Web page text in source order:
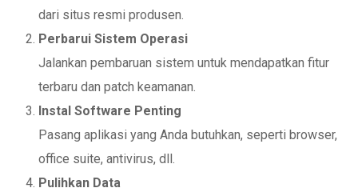
dari situs resmi produsen.
Perbarui Sistem Operasi
Jalankan pembaruan sistem untuk mendapatkan fitur
terbaru dan patch keamanan.
Instal Software Penting
Pasang aplikasi yang Anda butuhkan, seperti browser,
office suite, antivirus, dll.
Pulihkan Data